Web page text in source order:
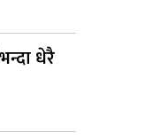
धेरै